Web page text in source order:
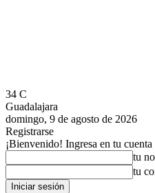
34 C
Guadalajara
domingo, 9 de agosto de 2026
Registrarse
¡Bienvenido! Ingresa en tu cuenta
tu
tu